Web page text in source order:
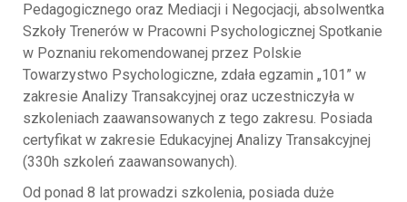
Pedagogicznego oraz Mediacji i Negocjacji, absolwentka
Szkoły Trenerów w Pracowni Psychologicznej Spotkanie
w Poznaniu rekomendowanej przez Polskie
Towarzystwo Psychologiczne, zdała egzamin „101” w
zakresie Analizy Transakcyjnej oraz uczestniczyła w
szkoleniach zaawansowanych z tego zakresu. Posiada
certyfikat w zakresie Edukacyjnej Analizy Transakcyjnej
(330h szkoleń zaawansowanych).
Od ponad 8 lat prowadzi szkolenia, posiada duże